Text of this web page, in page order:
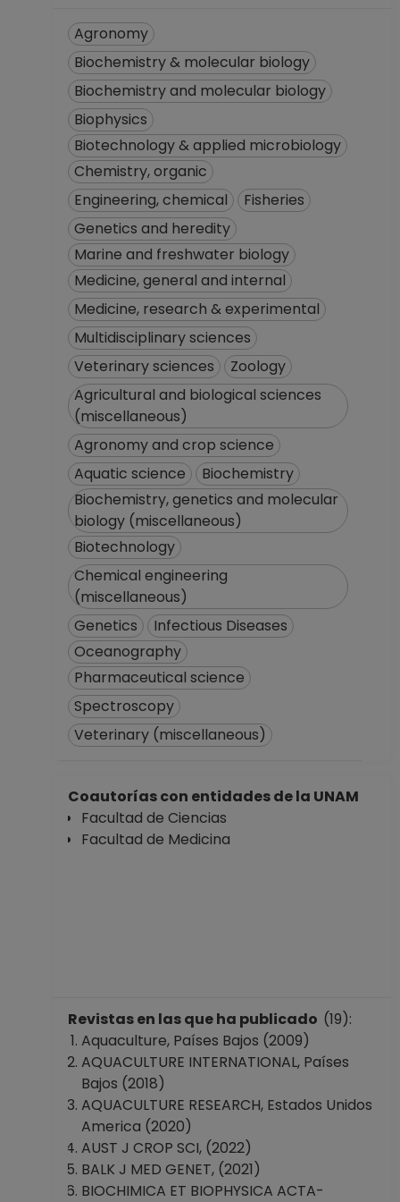
Agronomy
Biochemistry & molecular biology
Biochemistry and molecular biology
Biophysics
Biotechnology & applied microbiology
Chemistry, organic
Engineering, chemical
Fisheries
Genetics and heredity
Marine and freshwater biology
Medicine, general and internal
Medicine, research & experimental
Multidisciplinary sciences
Veterinary sciences
Zoology
Agricultural and biological sciences
(miscellaneous)
Agronomy and crop science
Aquatic science
Biochemistry
Biochemistry, genetics and molecular
biology (miscellaneous)
Biotechnology
Chemical engineering
(miscellaneous)
Genetics
Infectious Diseases
Oceanography
Pharmaceutical science
Spectroscopy
Veterinary (miscellaneous)
Coautorías con entidades de la UNAM
Facultad de Ciencias
Facultad de Medicina
Revistas en las que ha publicado (19):
Aquaculture, Países Bajos (2009)
AQUACULTURE INTERNATIONAL, Países
Bajos (2018)
AQUACULTURE RESEARCH, Estados Unidos
America (2020)
AUST J CROP SCI, (2022)
BALK J MED GENET, (2021)
BIOCHIMICA ET BIOPHYSICA ACTA-